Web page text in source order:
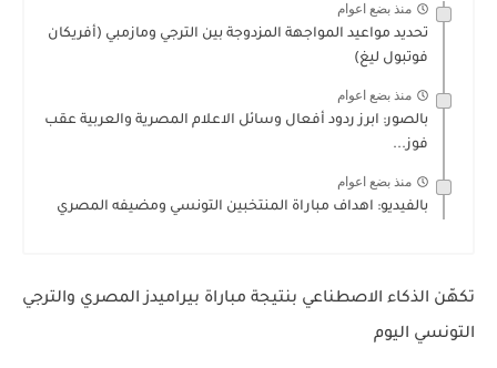
منذ بضع اعوام
تحديد مواعيد المواجهة المزدوجة بين الترجي ومازمبي (أفريكان
فوتبول ليغ)
منذ بضع اعوام
بالصور: ابرز ردود أفعال وسائل الاعلام المصرية والعربية عقب
فوز...
منذ بضع اعوام
بالفيديو: اهداف مباراة المنتخبين التونسي ومضيفه المصري
تكهّن الذكاء الاصطناعي بنتيجة مباراة بيراميدز المصري والترجي
التونسي اليوم